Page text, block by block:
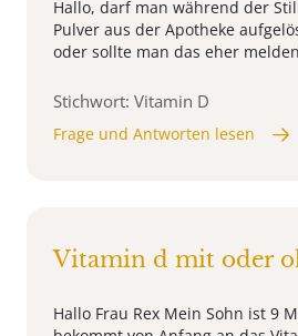
Hallo, darf man während der
Pulver aus der Apotheke
oder sollte man das eher
Stichwort: Vitamin D
Frage und Antworten lesen
Vitamin d mit oder
Hallo Frau Rex Mein Sohn ist 9